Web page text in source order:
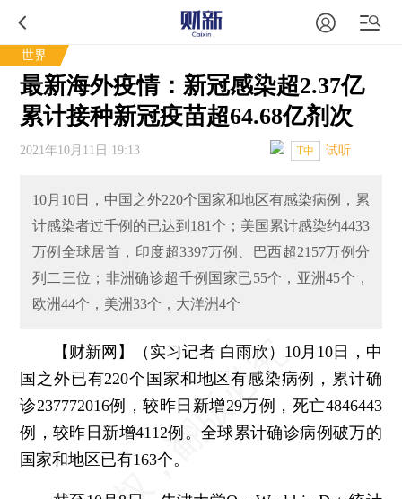
世界
最新海外疫情：新冠感染超2.37亿
累计接种新冠疫苗超64.68亿剂次
试听
2021年10月11日 19:13 T中
10月10日，中国之外220个国家和地区有感染病例，累
计感染者过千例的已达到181个；美国累计感染约4433
万例全球居首，印度超3397万例、巴西超2157万例分
列二三位；非洲确诊超千例国家已55个，亚洲45个，
欧洲44个，美洲33个，大洋洲4个
【财新网】（实习记者 白雨欣） 10月10日，中
国之外已有220个国家和地区有感染病例，累计确
诊237772016例，较昨日新增29万例，死亡4846443
例，较昨日新增4112例。全球累计确诊病例破万的
国家和地区已有163个。